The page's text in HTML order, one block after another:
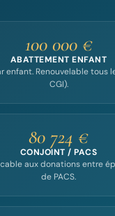
100 000 €
ABATTEMENT ENFANT
enfant. Renouvelable tous
CGI).
80 724 €
CONJOINT / PACS
aux donations entre
de PACS.